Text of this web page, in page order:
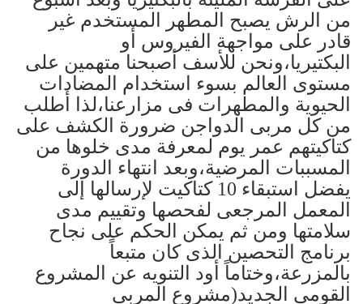
من الرش يصبح المطهر المستخدم غير
قادر على مواجهة الفيروس أو
البكتيريا،ونحن للأسف أصبحنا متهمين على
مستوى العالم بسوء استخدام المضادات
الحيوية والمطهرات فى مزارعنا،لذا أطلب
من كل مربى الدواجن ضرورة الكشف على
كتاكيتهم عمر يوم لمعرفة مدى خلوها من
المسببات المرضية،وبعد انتهاء الدورة
يفضل استبقاء 10 كتاكيت لإرسالها إلى
المعمل المرجعى لفحصها وتقييم مدى
سلامتها ومن ثم يمكن الحكم على نجاح
برنامج التحصين الذى كان متبعاً
بالمزرعة،وختاماً أود التنويه عن المشروع
القومى الجديد(مشروع المربى